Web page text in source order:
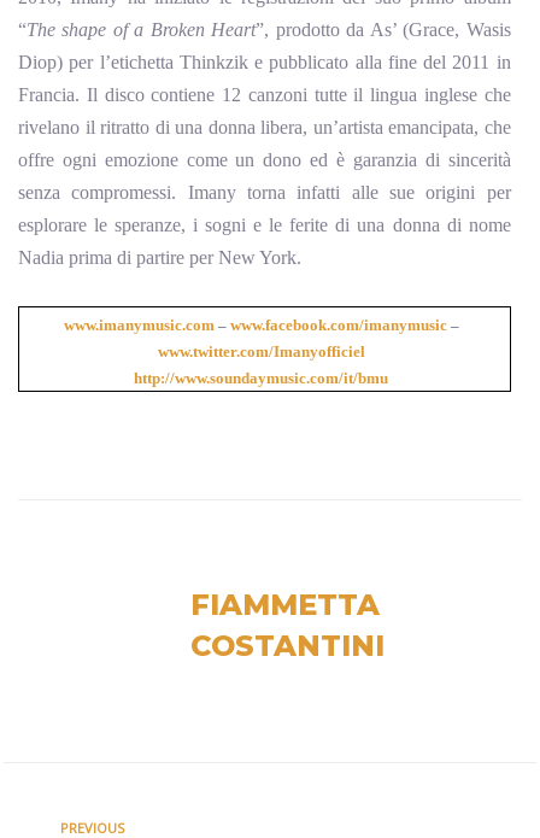
“The shape of a Broken Heart”, prodotto da As’ (Grace, Wasis
Diop) per l’etichetta Thinkzik e pubblicato alla fine del 2011 in
Francia. Il disco contiene 12 canzoni tutte il lingua inglese che
rivelano il ritratto di una donna libera, un’artista emancipata, che
offre ogni emozione come un dono ed è garanzia di sincerità
senza compromessi. Imany torna infatti alle sue origini per
esplorare le speranze, i sogni e le ferite di una donna di nome
Nadia prima di partire per New York.
www.imanymusic.com – www.facebook.com/imanymusic–
www.twitter.com/Imanyofficiel
http://www.soundaymusic.com/it/bmu
FIAMMETTA
COSTANTINI
PREVIOUS